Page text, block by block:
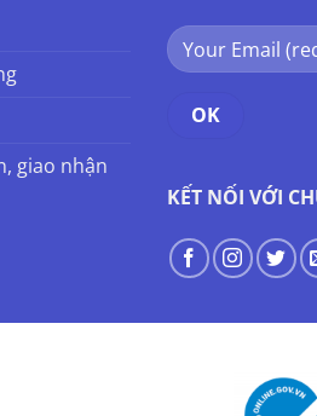
giao nhận
KẾT NỐI VỚI